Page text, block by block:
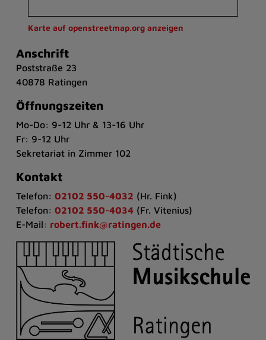
Karte auf openstreetmap.org anzeigen
Anschrift
Poststraße 23
40878 Ratingen
Öffnungszeiten
Mo-Do: 9-12 Uhr & 13-16 Uhr
Fr: 9-12 Uhr
Sekretariat in Zimmer 102
Kontakt
Telefon: 02102 550-4032 (Hr. Fink)
Telefon: 02102 550-4034 (Fr. Vitenius)
E-Mail: robert.fink@ratingen.de